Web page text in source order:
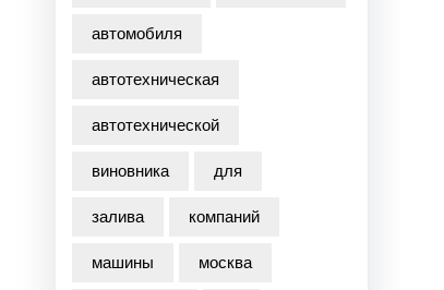
автомобиля
автотехническая
автотехнической
виновника
для
залива
компаний
машины
москва